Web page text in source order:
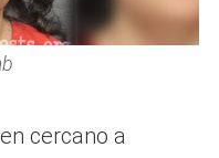
cercano a